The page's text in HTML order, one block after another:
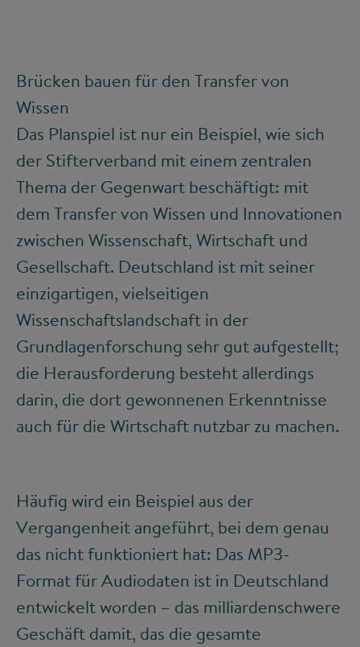
Brücken bauen für den Transfer von
Wissen
Das Planspiel ist nur ein Beispiel, wie sich
der Stifterverband mit einem zentralen
Thema der Gegenwart beschäftigt: mit
dem Transfer von Wissen und Innovationen
zwischen Wissenschaft, Wirtschaft und
Gesellschaft. Deutschland ist mit seiner
einzigartigen, vielseitigen
Wissenschaftslandschaft in der
Grundlagenforschung sehr gut aufgestellt;
die Herausforderung besteht allerdings
darin, die dort gewonnenen Erkenntnisse
auch für die Wirtschaft nutzbar zu machen.
Häufig wird ein Beispiel aus der
Vergangenheit angeführt, bei dem genau
das nicht funktioniert hat: Das MP3-
Format für Audiodaten ist in Deutschland
entwickelt worden – das milliardenschwere
Geschäft damit, das die gesamte